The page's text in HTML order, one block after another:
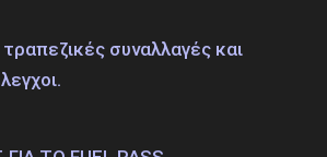
συναλλαγές και